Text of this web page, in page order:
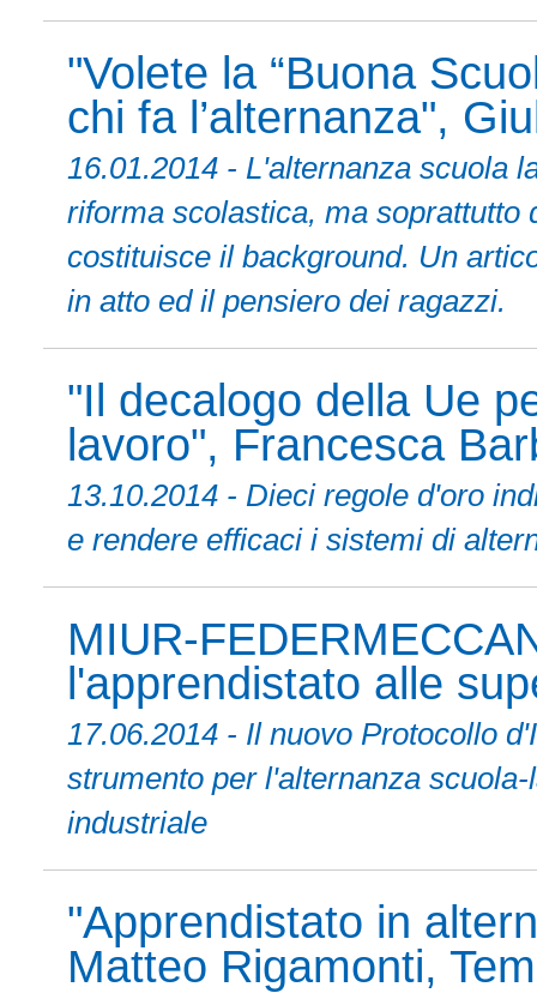
"Volete la “Buona
chi fa l’alternanza",
16.01.2014 - L'alternanza scuola
riforma scolastica, ma soprattutto
costituisce il background. Un
in atto ed il pensiero dei ragazzi.
"Il decalogo della Ue
lavoro", Francesca
13.10.2014 - Dieci regole d'oro
e rendere efficaci i sistemi di
MIUR-
l'apprendistato alle
17.06.2014 - Il nuovo Protocollo
strumento per l'alternanza
industriale
"Apprendistato in
Matteo Rigamonti,